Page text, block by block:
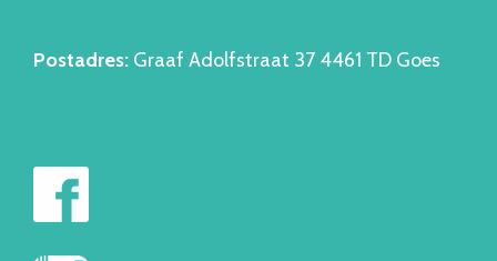
Postadres: Graaf Adolfstraat 37 4461 TD Goes